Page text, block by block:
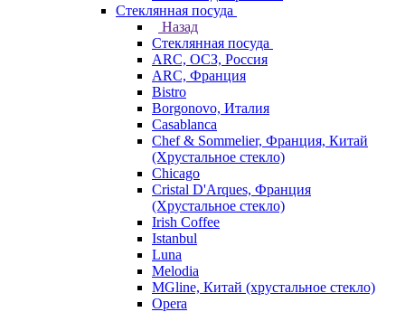
Стеклянная посуда
Назад
Стеклянная посуда
ARC, ОСЗ, Россия
ARC, Франция
Bistro
Borgonovo, Италия
Casablanca
Chef & Sommelier, Франция, Китай
(Хрустальное стекло)
Chicago
Cristal D'Arques, Франция
(Хрустальное стекло)
Irish Coffee
Istanbul
Luna
Melodia
MGline, Китай (хрустальное стекло)
Opera